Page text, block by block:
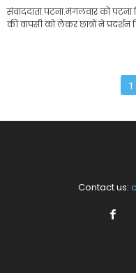
संवाददाता.पटना.मंगलवार को पटना
की वापसी को लेकर छात्रों ने प्रदर्शन
1
Contact us: